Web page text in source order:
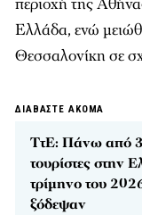
Ελλάδα, ενώ
Θεσσαλονίκη σε
ΔΙΑΒΑΣΤΕ ΑΚΟΜΑ
ΤτΕ: Πάνω από
τουρίστες στην
τρίμηνο του
ξόδεψαν